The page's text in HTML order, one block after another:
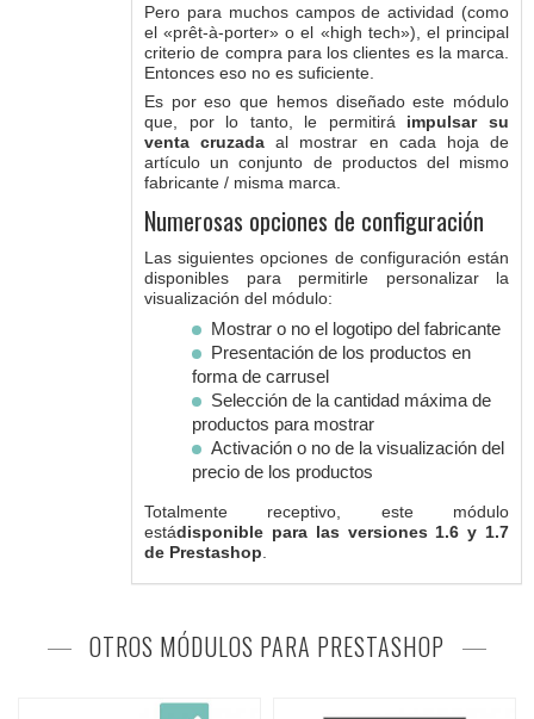
Pero para muchos campos de actividad (como
el «prêt-à-porter» o el «high tech»), el principal
criterio de compra para los clientes es la marca.
Entonces eso no es suficiente.
Es por eso que hemos diseñado este módulo
que, por lo tanto, le permitirá impulsar su
venta cruzada al mostrar en cada hoja de
artículo un conjunto de productos del mismo
fabricante / misma marca.
Numerosas opciones de configuración
Las siguientes opciones de configuración están
disponibles para permitirle personalizar la
visualización del módulo:
Mostrar o no el logotipo del fabricante
Presentación de los productos en
forma de carrusel
Selección de la cantidad máxima de
productos para mostrar
Activación o no de la visualización del
precio de los productos
Totalmente receptivo, este módulo
estádisponible para las versiones 1.6 y 1.7
de Prestashop
OTROS MÓDULOS PARA PRESTASHOP